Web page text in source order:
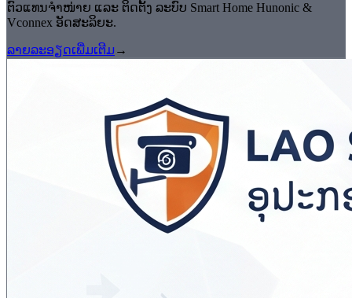
ຕົວແທນຈຳໜ່າຍ ແລະ ຕິດຕັ້ງ ລະບົບ Smart Home Hunonic &
Vconnex ອັດສະລິຍະ.
ລາຍລະອຽດເພີ່ມເຕີມ →